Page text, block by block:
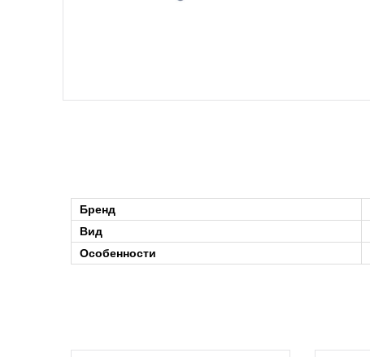
Бренд
Вид
Особенности